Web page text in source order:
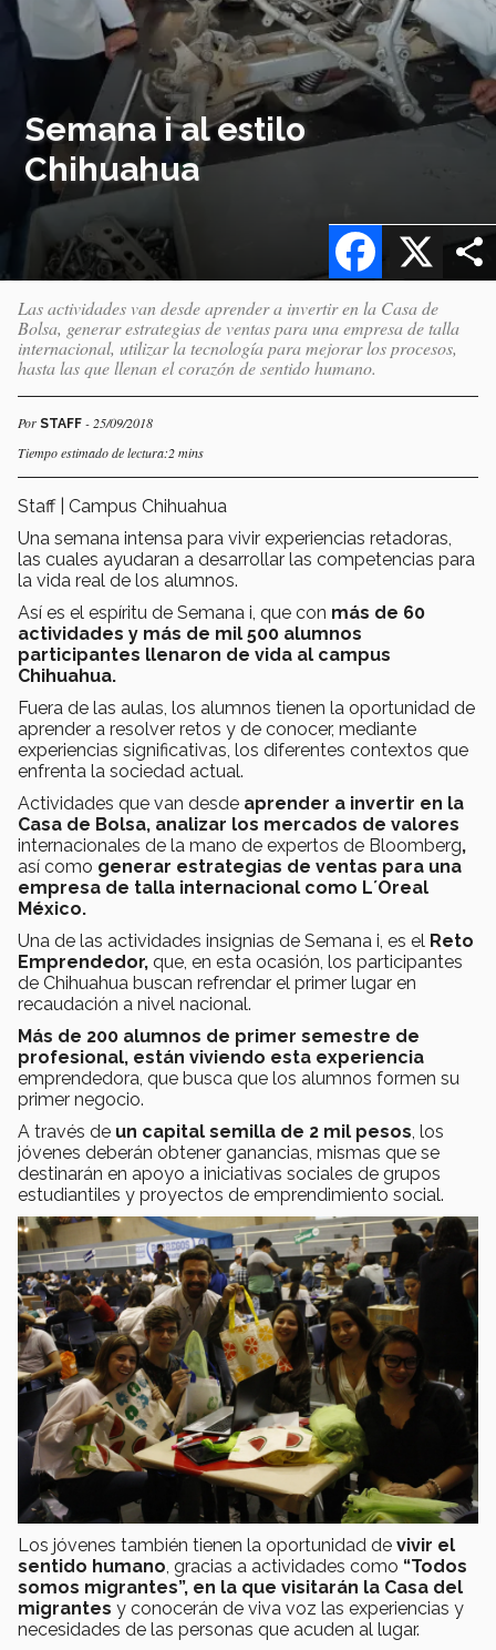
Semana i al estilo
Chihuahua
X
Facebook
Las actividades van desde aprender a invertir en la Casa de
Bolsa, generar estrategias de ventas para una empresa de talla
internacional, utilizar la tecnología para mejorar los procesos,
hasta las que llenan el corazón de sentido humano.
Por STAFF - 25/09/2018
Tiempo estimado de lectura:2 mins
Staff | Campus Chihuahua
Una semana intensa para vivir experiencias retadoras,
las cuales ayudaran a desarrollar las competencias para
la vida real de los alumnos.
Así es el espíritu de Semana i, que con más de 60
actividades y más de mil 500 alumnos
participantes llenaron de vida al campus
Chihuahua.
Fuera de las aulas, los alumnos tienen la oportunidad de
aprender a resolver retos y de conocer, mediante
experiencias significativas, los diferentes contextos que
enfrenta la sociedad actual.
Actividades que van desde aprender a invertir en la
Casa de Bolsa, analizar los mercados de valores
internacionales de la mano de expertos de Bloomberg,
así como generar estrategias de ventas para una
empresa de talla internacional como L´Oreal
México.
Una de las actividades insignias de Semana i, es el Reto
Emprendedor, que, en esta ocasión, los participantes
de Chihuahua buscan refrendar el primer lugar en
recaudación a nivel nacional.
Más de 200 alumnos de primer semestre de
profesional, están viviendo esta experiencia
emprendedora, que busca que los alumnos formen su
primer negocio.
A través de un capital semilla de 2 mil pesos , los
jóvenes deberán obtener ganancias, mismas que se
destinarán en apoyo a iniciativas sociales de grupos
estudiantiles y proyectos de emprendimiento social.
Los jóvenes también tienen la oportunidad de vivir el
sentido humano, gracias a actividades como “Todos
somos migrantes”, en la que visitarán la Casa del
migrantes y conocerán de viva voz las experiencias y
necesidades de las personas que acuden al lugar.